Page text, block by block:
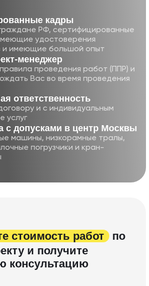
кадры
РФ, сертифицированные
удостоверения
и имеющие большой опыт
менеджер
проведения работ (ППР) и
Вас во время проведения
ответственность
и с индивидуальным
услуг
с допусками в центр Москвы
машины, низкорамные тралы,
погрузчики и кран-
стоимость работ
по
и получите
консультацию